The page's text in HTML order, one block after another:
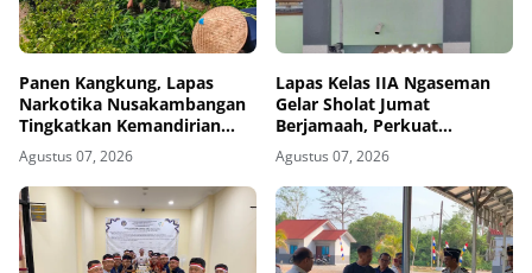
Panen Kangkung, Lapas
Narkotika Nusakambangan
Tingkatkan Kemandirian
Pangan
Agustus 07, 2026
Lapas Kelas IIA Ngaseman
Gelar Sholat Jumat
Berjamaah, Perkuat
Pembinaan Keagamaan bagi
Warga Binaan
Agustus 07, 2026